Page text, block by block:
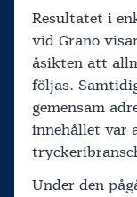
Resultatet i
vid Grano
åsikten att
följas.
gemensam
innehållet var
Under den